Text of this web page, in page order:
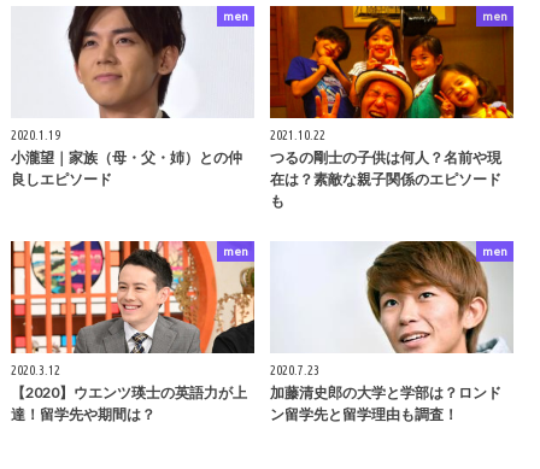
men
2020.1.19
小瀧望｜家族（母・父・姉）との仲
良しエピソード
men
2021.10.22
つるの剛士の子供は何人？名前や現
在は？素敵な親子関係のエピソード
も
men
2020.3.12
【2020】ウエンツ瑛士の英語力が上
達！留学先や期間は？
men
2020.7.23
加藤清史郎の大学と学部は？ロンド
ン留学先と留学理由も調査！